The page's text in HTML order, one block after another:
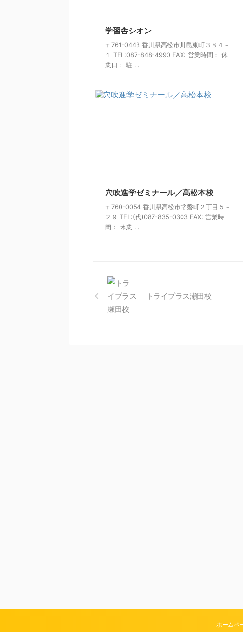
学習舎シオン
〒761-0443 香川県高松市川島東町３８４－
１ TEL:087-848-4990 FAX: 営業時間： 休
業日： 駐 ...
穴吹進学ゼミナール／高松本校
〒760-0054 香川県高松市常磐町２丁目５－
２９ TEL:(代)087-835-0303 FAX: 営業時
間： 休業 ...
トライプラス瀬田校
ホームペ